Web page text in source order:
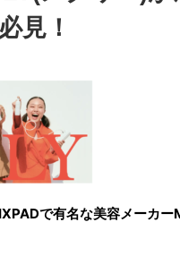
見！
で有名な美容メーカ